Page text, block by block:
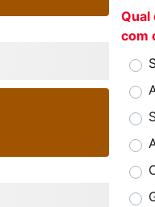
Qual
com